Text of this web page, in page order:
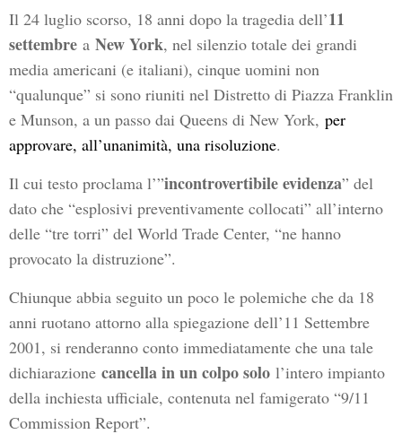
Il 24 luglio scorso, 18 anni dopo la tragedia dell’11
settembre a New York, nel silenzio totale dei grandi
media americani (e italiani), cinque uomini non
“qualunque” si sono riuniti nel Distretto di Piazza Franklin
e Munson, a un passo dai Queens di New York, per
approvare, all’unanimità, una risoluzione.
Il cui testo proclama l’”incontrovertibile evidenza” del
dato che “esplosivi preventivamente collocati” all’interno
delle “tre torri” del World Trade Center, “ne hanno
provocato la distruzione”.
Chiunque abbia seguito un poco le polemiche che da 18
anni ruotano attorno alla spiegazione dell’11 Settembre
2001, si renderanno conto immediatamente che una tale
dichiarazione cancella in un colpo solo l’intero impianto
della inchiesta ufficiale, contenuta nel famigerato “9/11
Commission Report”.